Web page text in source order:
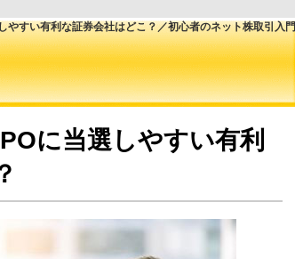
やすい有利な証券会社はどこ？／初心者のネット株取引入門
に当選しやすい有利